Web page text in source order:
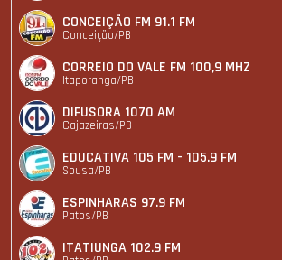
CONCEIÇÃO FM 91.1 FM
Conceição/PB
CORREIO DO VALE FM 100,9 MHZ
Itaporanga/PB
DIFUSORA 1070 AM
Cajazeiras/PB
EDUCATIVA 105 FM - 105.9 FM
Sousa/PB
ESPINHARAS 97.9 FM
Patos/PB
ITATIUNGA 102.9 FM